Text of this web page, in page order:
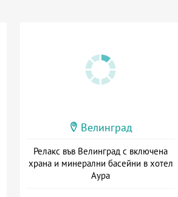
Велинград
Релакс във Велинград с включена
храна и минерални басейни в хотел
Аура